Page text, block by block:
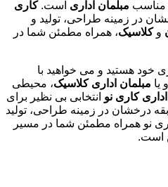
مناسب مبلمان اداری است.کاری
درخشان در زمینه طراحی، تولید و
وکلاسیک، همراه مطمئن شما در
خود هستید و می خواهید با
و یا مبلمان اداری کلاسیک، محیطی
کاری نو انتخابی بی نظیر برای
از 25 سال سابقه درخشان در زمینه طراحی، تولید
نو همراه مطمئن شما در مسیر
است.